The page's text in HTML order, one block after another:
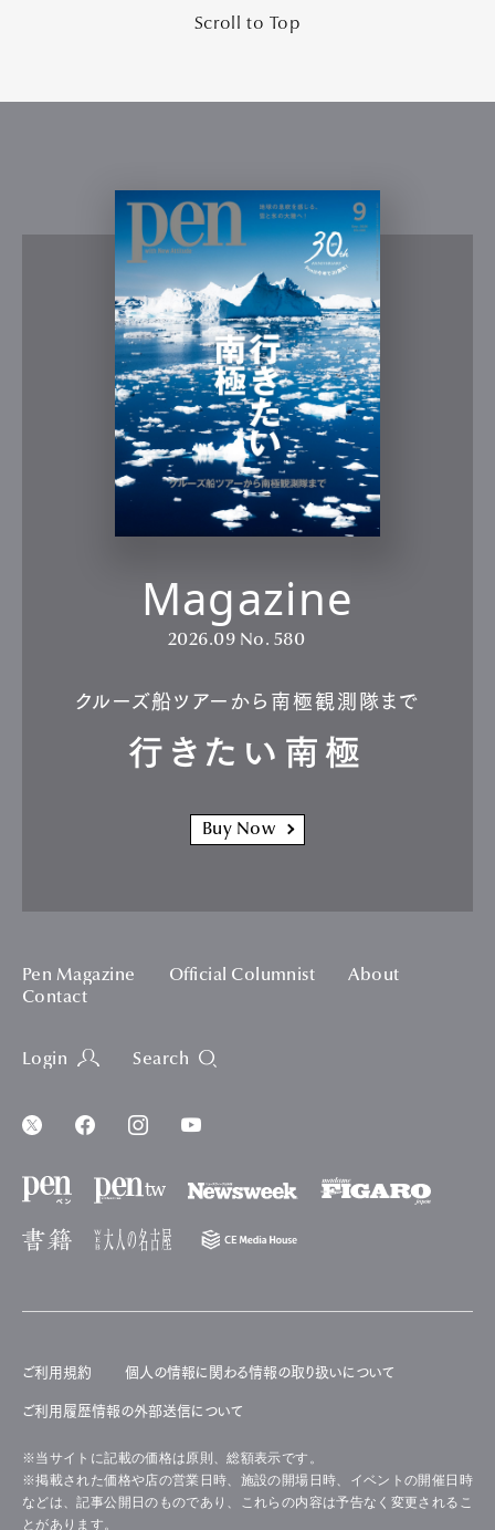
Scroll to Top
Magazine
2026.09 No. 580
クルーズ船ツアーから南極観測隊まで
行きたい南極
Buy Now
Pen Magazine Official Columnist
About
Contact
Login Search
ご利用規約 個人の情報に関わる情報の取り扱いについて
ご利用履歴情報の外部送信について
※当サイトに記載の価格は原則、総額表示です。
※掲載された価格や店の営業日時、施設の開場日時、イベントの開催日時
などは、記事公開日のものであり、これらの内容は予告なく変更されるこ
とがあります。